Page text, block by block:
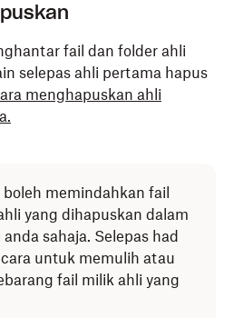
fail dan folder ahli
selepas ahli pertama hapus
menghapuskan ahli
memindahkan fail
yang dihapuskan dalam
sahaja. Selepas had
untuk memulih atau
fail milik ahli yang